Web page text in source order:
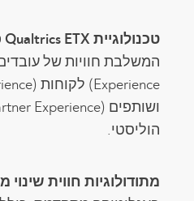
טכנולוגיית Qualtrics ETX
הוליסטי.
מתודולוגיות חווית